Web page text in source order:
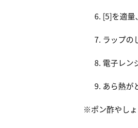
[5]を適量
ラップの
電子レン
あら熱が
※ポン酢やしょ